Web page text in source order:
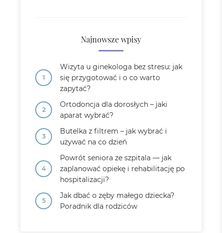
Najnowsze wpisy
Wizyta u ginekologa bez stresu: jak
się przygotować i o co warto
zapytać?
Ortodoncja dla dorosłych – jaki
aparat wybrać?
Butelka z filtrem – jak wybrać i
używać na co dzień
Powrót seniora ze szpitala — jak
zaplanować opiekę i rehabilitację po
hospitalizacji?
Jak dbać o zęby małego dziecka?
Poradnik dla rodziców